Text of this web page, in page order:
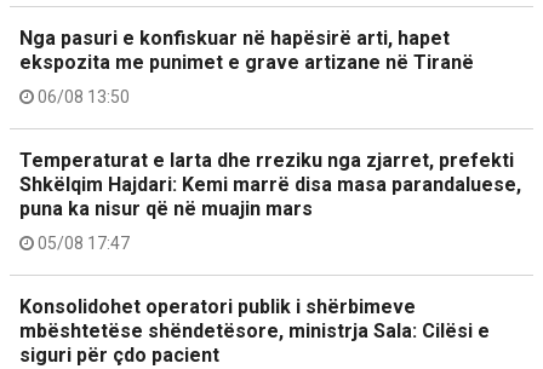
Nga pasuri e konfiskuar në hapësirë arti, hapet
ekspozita me punimet e grave artizane në Tiranë
06/08 13:50
Temperaturat e larta dhe rreziku nga zjarret, prefekti
Shkëlqim Hajdari: Kemi marrë disa masa parandaluese,
puna ka nisur që në muajin mars
05/08 17:47
Konsolidohet operatori publik i shërbimeve
mbështetëse shëndetësore, ministrja Sala: Cilësi e
siguri për çdo pacient